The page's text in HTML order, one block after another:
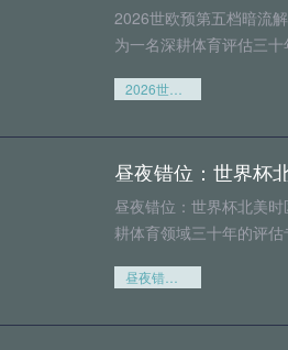
2026世欧预第五档暗流
为一名深耕体育评估三
昼夜错位：世界杯北美
耕体育领域三十年的评